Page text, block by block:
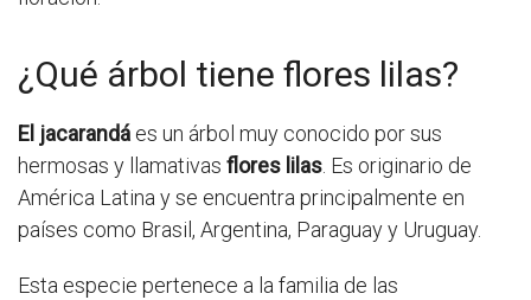
¿Qué árbol tiene flores lilas?
El jacarandá es un árbol muy conocido por sus
hermosas y llamativas flores lilas . Es originario de
América Latina y se encuentra principalmente en
países como Brasil, Argentina, Paraguay y Uruguay.
Esta especie pertenece a la familia de las